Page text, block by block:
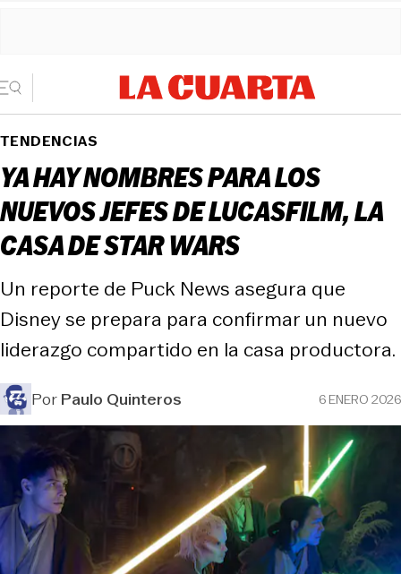
TENDENCIAS
YA HAY NOMBRES PARA LOS
NUEVOS JEFES DE LUCASFILM, LA
CASA DE STAR WARS
Un reporte de Puck News asegura que
Disney se prepara para confirmar un nuevo
liderazgo compartido en la casa productora.
PorPaulo Quinteros 6 ENERO 2026